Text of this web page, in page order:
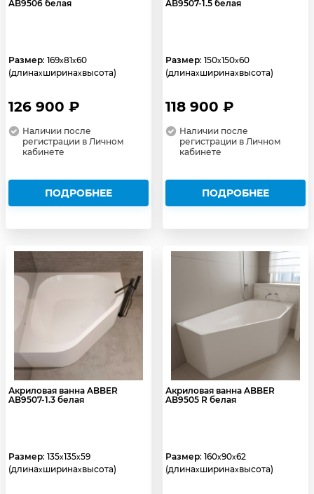
AB9506 белая
Размер: 169x81x60
(длинаxширинаxвысота)
126 900 ₽
Наличии после
регистрации в Личном
кабинете
ПОДРОБНЕЕ
AB9507-1.5 белая
Размер: 150x150x60
(длинаxширинаxвысота)
118 900 ₽
Наличии после
регистрации в Личном
кабинете
ПОДРОБНЕЕ
Акриловая ванна ABBER
AB9507-1.3 белая
Размер: 135x135x59
(длинаxширинаxвысота)
Акриловая ванна ABBER
AB9505 R белая
Размер: 160x90x62
(длинаxширинаxвысота)